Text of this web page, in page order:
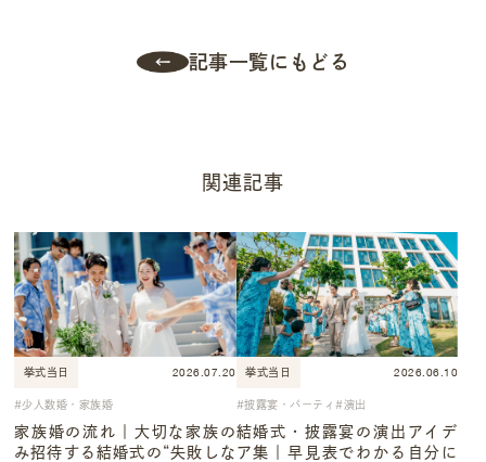
記事一覧にもどる
関連記事
挙式当日 2026.07.20
少人数婚・家族婚
家族婚の流れ｜大切な家族の
み招待する結婚式の“失敗しな
挙式当日 2026.06.10
披露宴・パーティ 演出
結婚式・披露宴の演出アイデ
ア集｜早見表でわかる自分に